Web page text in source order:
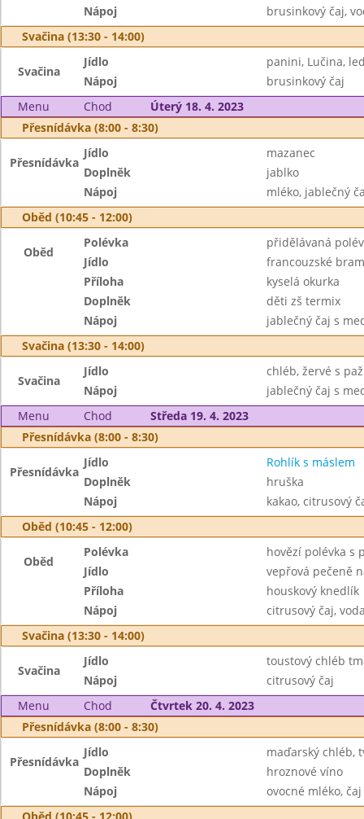
Nápoj
brusinkový čaj,
Svačina (13:30 - 14:00)
Svačina
Jídlo
panini, Lučina,
Nápoj
brusinkový čaj
Menu
Chod
Úterý 18. 4. 2023
Přesnídávka (8:00 - 8:30)
Přesnídávka
Jídlo
mazanec
Doplněk
jablko
Nápoj
mléko, jablečný
Oběd (10:45 - 12:00)
Oběd
Polévka
přidělávaná
Jídlo
francouzské
Příloha
kyselá okurka
Doplněk
děti zš termix
Nápoj
jablečný čaj s
Svačina (13:30 - 14:00)
Svačina
Jídlo
chléb, žervé s
Nápoj
jablečný čaj s
Menu
Chod
Středa 19. 4. 2023
Přesnídávka (8:00 - 8:30)
Přesnídávka
Jídlo
Rohlík s máslem
Doplněk
hruška
Nápoj
kakao, citrusový
Oběd (10:45 - 12:00)
Oběd
Polévka
hovězí polévka s
Jídlo
vepřová pečeně
Příloha
houskový knedlík
Nápoj
citrusový čaj,
Svačina (13:30 - 14:00)
Svačina
Jídlo
toustový chléb
Nápoj
citrusový čaj
Menu
Chod
Čtvrtek 20. 4. 2023
Přesnídávka (8:00 - 8:30)
Přesnídávka
Jídlo
maďarský chléb,
Doplněk
hroznové víno
Nápoj
ovocné mléko,